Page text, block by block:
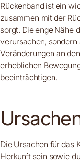
Rückenband ist ein
zusammen mit der
sorgt. Die enge Nähe
verursachen, sondern
Veränderungen an
erheblichen
beeinträchtigen.
Die Ursachen für das
Herkunft sein sowie